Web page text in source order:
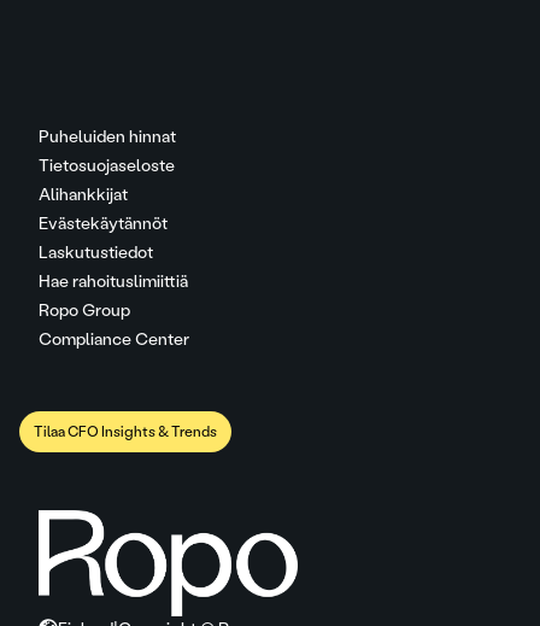
Puheluiden hinnat
Tietosuojaseloste
Alihankkijat
Evästekäytännöt
Laskutustiedot
Hae rahoituslimiittiä
Ropo Group
Compliance Center
Tilaa CFO Insights & Trends